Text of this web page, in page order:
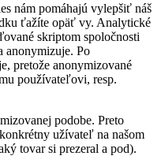
nám pomáhajú vylepšiť náš
ťažíte opäť vy. Analytické
skriptom spoločnosti
anonymizuje. Po
pretože anonymizované
používateľovi, resp.
podobe. Preto
užívateľ na našom
tovar si prezeral a pod).